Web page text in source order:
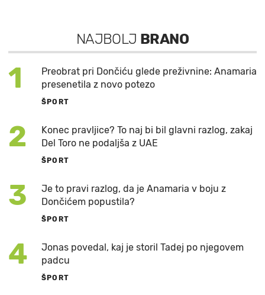
NAJBOLJ BRANO
1
Preobrat pri Dončiću glede preživnine: Anamaria
presenetila z novo potezo
ŠPORT
2
Konec pravljice? To naj bi bil glavni razlog, zakaj
Del Toro ne podaljša z UAE
ŠPORT
3
Je to pravi razlog, da je Anamaria v boju z
Dončićem popustila?
ŠPORT
4
Jonas povedal, kaj je storil Tadej po njegovem
padcu
ŠPORT